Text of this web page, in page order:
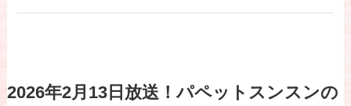
2026年2月13日放送！パペットスンスンの